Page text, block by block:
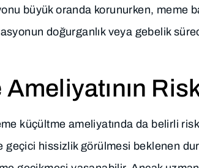
büyük oranda korunurken, meme
doğurganlık veya gebelik
küçültme ameliyatında da belirli
hissizlik görülmesi beklenen